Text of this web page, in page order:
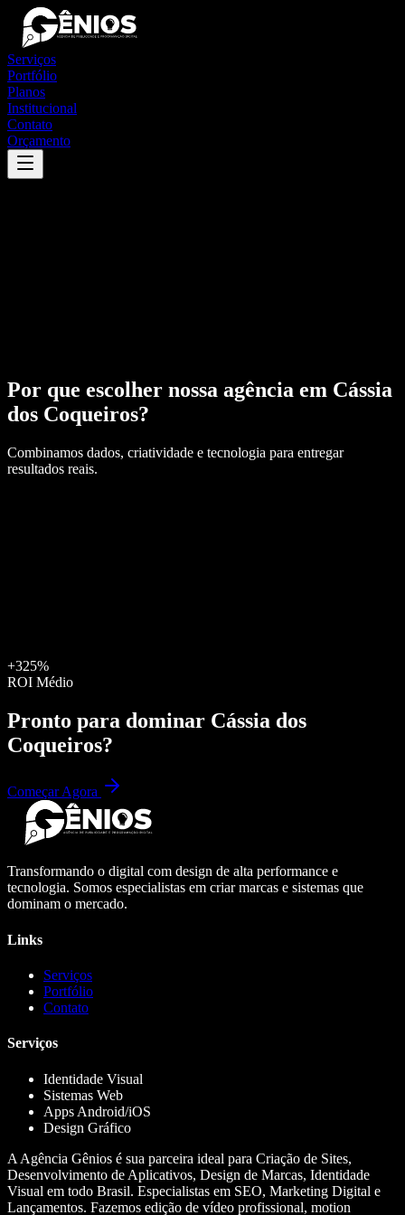
Serviços
Portfólio
Planos
Institucional
Contato
Orçamento
Por que escolher nossa agência em Cássia
dos Coqueiros?
Combinamos dados, criatividade e tecnologia para entregar
resultados reais.
+325%
ROI Médio
Pronto para dominar Cássia dos
Coqueiros?
Começar Agora
Transformando o digital com design de alta performance e
tecnologia. Somos especialistas em criar marcas e sistemas que
dominam o mercado.
Links
Serviços
Portfólio
Contato
Serviços
Identidade Visual
Sistemas Web
Apps Android/iOS
Design Gráfico
A Agência Gênios é sua parceira ideal para Criação de Sites,
Desenvolvimento de Aplicativos, Design de Marcas, Identidade
Visual em todo Brasil. Especialistas em SEO, Marketing Digital e
Lançamentos. Fazemos edição de vídeo profissional, motion